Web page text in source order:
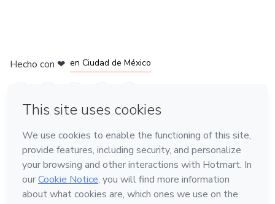
Hecho con ❤ en Ciudad de México
Conoce Hotmart
Idioma
Español